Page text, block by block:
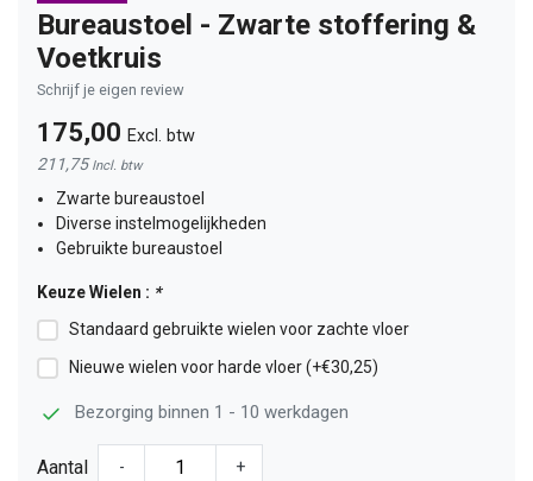
Bureaustoel - Zwarte stoffering &
Voetkruis
Schrijf je eigen review
175,00 Excl. btw
211,75Incl. btw
Zwarte bureaustoel
Diverse instelmogelijkheden
Gebruikte bureaustoel
Keuze Wielen : *
Standaard gebruikte wielen voor zachte vloer
Nieuwe wielen voor harde vloer (+€30,25)
Bezorging binnen 1 - 10 werkdagen
Aantal - +